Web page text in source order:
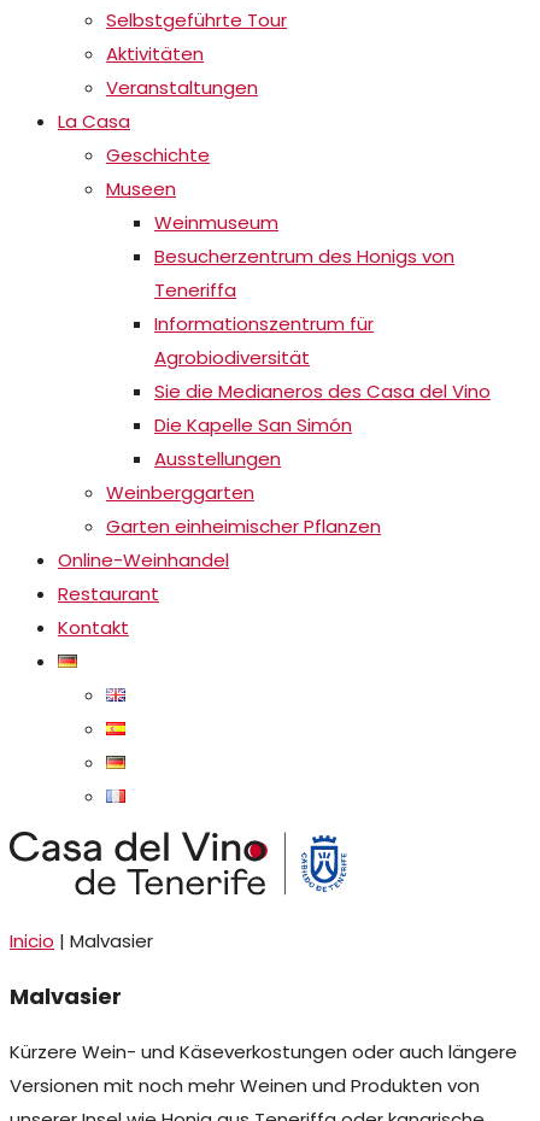
Selbstgeführte Tour
Aktivitäten
Veranstaltungen
La Casa
Geschichte
Museen
Weinmuseum
Besucherzentrum des Honigs von
Teneriffa
Informationszentrum für
Agrobiodiversität
Sie die Medianeros des Casa del Vino
Die Kapelle San Simón
Ausstellungen
Weinberggarten
Garten einheimischer Pflanzen
Online-Weinhandel
Restaurant
Kontakt
Inicio | Malvasier
Malvasier
Kürzere Wein- und Käseverkostungen oder auch längere
Versionen mit noch mehr Weinen und Produkten von